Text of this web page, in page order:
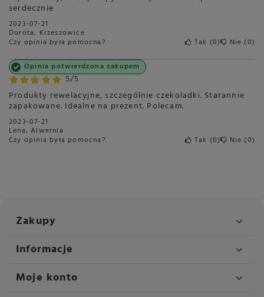
serdecznie
2023-07-21
Dorota, Krzeszowice
Czy opinia była pomocna? Tak 0 Nie 0
5/5
Opinia potwierdzona zakupem
Produkty rewelacyjne, szczególnie czekoladki. Starannie
zapakowane. Idealne na prezent. Polecam.
2023-07-21
Lena, Alwernia
Czy opinia była pomocna? Tak 0 Nie 0
Zakupy
Informacje
Moje konto